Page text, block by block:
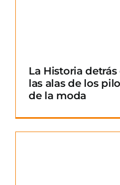
La Historia
las alas de los
de la moda